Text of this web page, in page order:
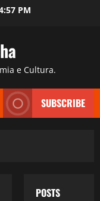
PM
e Cultura.
SUBSCRIBE
POSTS